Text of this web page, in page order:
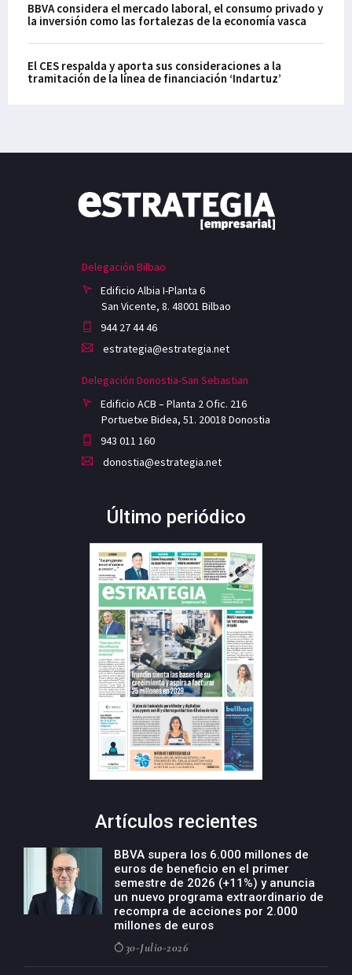
BBVA considera el mercado laboral, el consumo privado y
la inversión como las fortalezas de la economía vasca
El CES respalda y aporta sus consideraciones a la
tramitación de la línea de financiación ‘Indartuz’
Delegación Bilbao
Edificio Albia I-Planta 6
San Vicente, 8. 48001 Bilbao
944 27 44 46
estrategia@estrategia.net
Delegación Donostia-San Sebastian
Edificio ACB – Planta 2 Ofic. 216
Portuetxe Bidea, 51. 20018 Donostia
943 011 160
donostia@estrategia.net
Último periódico
Artículos recientes
BBVA supera los 6.000 millones de
euros de beneficio en el primer
semestre de 2026 (+11%) y anuncia
un nuevo programa extraordinario de
recompra de acciones por 2.000
millones de euros
30-Julio-2026